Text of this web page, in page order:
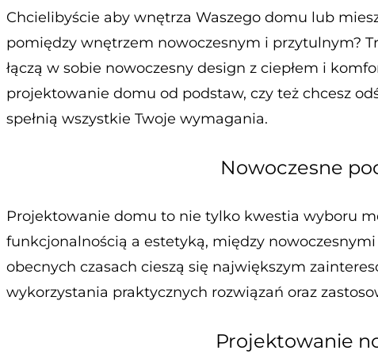
Chcielibyście aby wnętrza Waszego domu lub
pomiędzy wnętrzem nowoczesnym i przytulnym?
łączą w sobie nowoczesny design z ciepłem i
projektowanie domu od podstaw, czy też chcesz
spełnią wszystkie Twoje wymagania.
Nowoczesne
Projektowanie domu to nie tylko kwestia wyboru
funkcjonalnością a estetyką, między
obecnych czasach cieszą się największym
wykorzystania praktycznych rozwiązań oraz
Projektowanie